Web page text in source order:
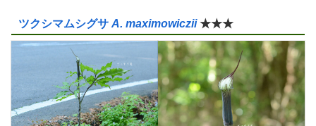
ツクシマムシグサ A. maximowiczii★★★